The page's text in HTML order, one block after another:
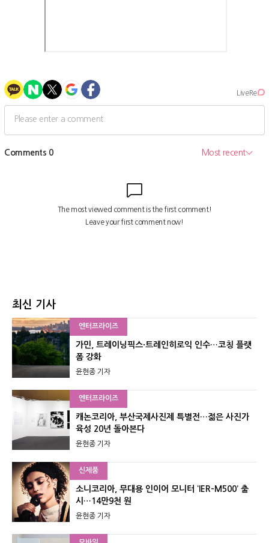
최신 기사
엔터프라이즈
가민, 트레이닝픽스·트레인히로익 인수…코칭 플랫
폼 강화
윤현종 기자
엔터프라이즈
캐논코리아, 부산국제사진제 특별전…젊은 사진가
육성 20년 돌아본다
윤현종 기자
신제품
소니코리아, 무대용 인이어 모니터 ‘IER-M500’ 출
시…14만9천 원
윤현종 기자